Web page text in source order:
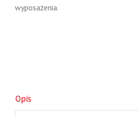
wyposażenia.
Opis